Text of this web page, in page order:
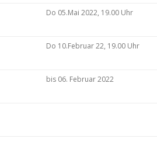
Do 05.Mai 2022, 19.00 Uhr
Do 10.Februar 22, 19.00 Uhr
bis 06. Februar 2022